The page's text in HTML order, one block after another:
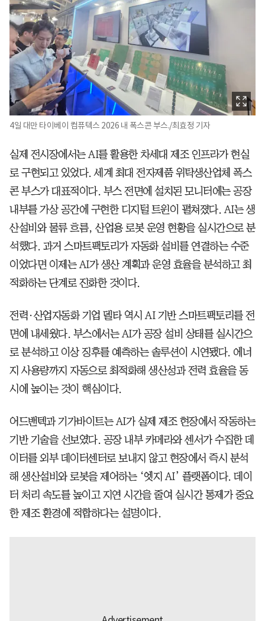
4일 대만 타이베이 컴퓨텍스 2026 내 폭스콘 부스./최효정 기자
실제 전시장에서는 AI를 활용한 차세대 제조 인프라가 현실
로 구현되고 있었다. 세계 최대 전자제품 위탁생산업체 폭스
콘 부스가 대표적이다. 부스 전면에 설치된 모니터에는 공장
내부를 가상 공간에 구현한 디지털 트윈이 펼쳐졌다. AI는 생
산설비와 물류 흐름, 산업용 로봇 운영 현황을 실시간으로 분
석했다. 과거 스마트팩토리가 자동화 설비를 연결하는 수준
이었다면 이제는 AI가 생산 계획과 운영 효율을 분석하고 최
적화하는 단계로 진화한 것이다.
전력·산업자동화 기업 델타 역시 AI 기반 스마트팩토리를 전
면에 내세웠다. 부스에서는 AI가 공장 설비 상태를 실시간으
로 분석하고 이상 징후를 예측하는 솔루션이 시연됐다. 에너
지 사용량까지 자동으로 최적화해 생산성과 전력 효율을 동
시에 높이는 것이 핵심이다.
어드밴텍과 기가바이트는 AI가 실제 제조 현장에서 작동하는
기반 기술을 선보였다. 공장 내부 카메라와 센서가 수집한 데
이터를 외부 데이터센터로 보내지 않고 현장에서 즉시 분석
해 생산설비와 로봇을 제어하는 ‘엣지 AI’ 플랫폼이다. 데이
터 처리 속도를 높이고 지연 시간을 줄여 실시간 통제가 중요
한 제조 환경에 적합하다는 설명이다.